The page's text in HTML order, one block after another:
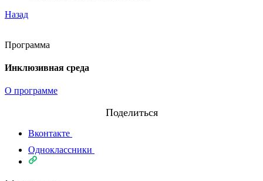
Назад
Программа
Инклюзивная среда
О программе
Поделиться
Вконтакте
Одноклассники